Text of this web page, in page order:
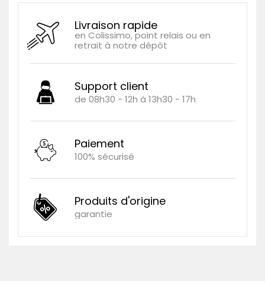
Livraison rapide
en Colissimo, point relais ou en
retrait à notre dépôt
Support client
de 08h30 - 12h à 13h30 - 17h
Paiement
100% sécurisé
Produits d'origine
garantie